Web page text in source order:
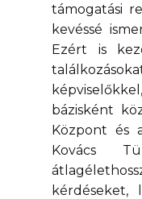
támogatási
kevéssé
Ezért is
bázisként
Központ és
Kovács
kérdéseket,